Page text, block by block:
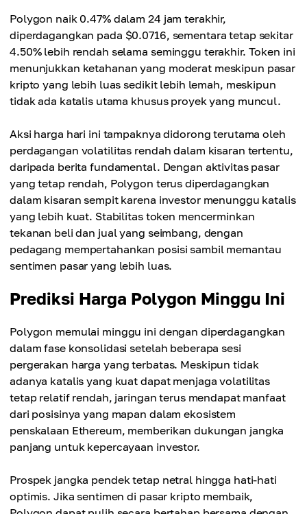
Polygon naik 0.47% dalam 24 jam terakhir,
diperdagangkan pada $0.0716, sementara tetap sekitar
4.50% lebih rendah selama seminggu terakhir. Token ini
menunjukkan ketahanan yang moderat meskipun pasar
kripto yang lebih luas sedikit lebih lemah, meskipun
tidak ada katalis utama khusus proyek yang muncul.
Aksi harga hari ini tampaknya didorong terutama oleh
perdagangan volatilitas rendah dalam kisaran tertentu,
daripada berita fundamental. Dengan aktivitas pasar
yang tetap rendah, Polygon terus diperdagangkan
dalam kisaran sempit karena investor menunggu katalis
yang lebih kuat. Stabilitas token mencerminkan
tekanan beli dan jual yang seimbang, dengan
pedagang mempertahankan posisi sambil memantau
sentimen pasar yang lebih luas.
Prediksi Harga Polygon Minggu Ini
Polygon memulai minggu ini dengan diperdagangkan
dalam fase konsolidasi setelah beberapa sesi
pergerakan harga yang terbatas. Meskipun tidak
adanya katalis yang kuat dapat menjaga volatilitas
tetap relatif rendah, jaringan terus mendapat manfaat
dari posisinya yang mapan dalam ekosistem
penskalaan Ethereum, memberikan dukungan jangka
panjang untuk kepercayaan investor.
Prospek jangka pendek tetap netral hingga hati-hati
optimis. Jika sentimen di pasar kripto membaik,